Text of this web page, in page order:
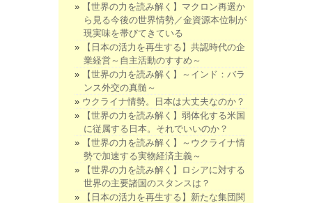
【世界の力を読み解く】マクロン再選か
ら見る今後の世界情勢／金資源本位制が
現実味を帯びてきている
【日本の活力を再生する】共認時代の企
業経営～自主活動のすすめ～
【世界の力を読み解く】～インド：バラ
ンス外交の真髄～
ウクライナ情勢。日本は大丈夫なのか？
【世界の力を読み解く】弱体化する米国
に従属する日本。それでいいのか？
【世界の力を読み解く】～ウクライナ情
勢で加速する実物経済主義～
【世界の力を読み解く】ロシアに対する
世界の主要諸国のスタンスは？
【日本の活力を再生する】新たな集団関